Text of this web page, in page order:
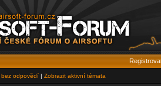
odpovědí | Zobrazit aktivní témata